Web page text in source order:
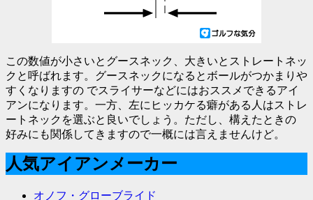
この数値が小さいとグースネック、大きいとストレートネッ
クと呼ばれます。グースネックになるとボールがつかまりや
すくなりますの でスライサーなどにはおススメできるアイ
アンになります。一方、左にヒッカケる癖がある人はストレ
ートネックを選ぶと良いでしょう。ただし、構えたときの
好みにも関係してきますので一概には言えませんけど。
人気アイアンメーカー
オノフ・グローブライド